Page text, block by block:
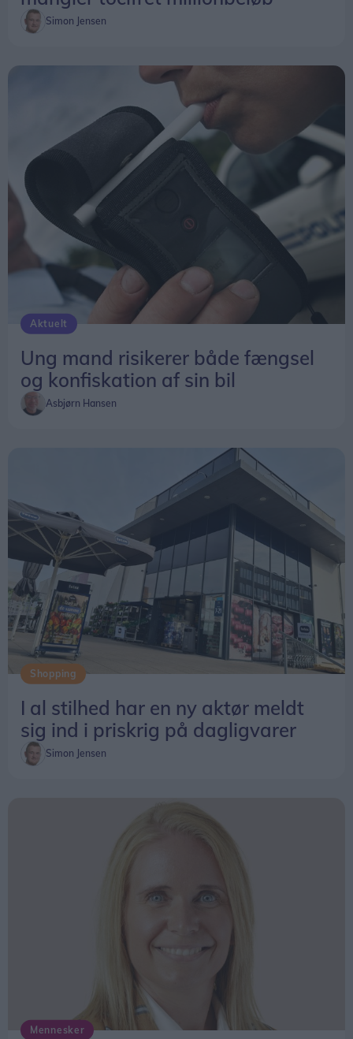
Simon Jensen
Aktuelt
Ung mand risikerer både fængsel
og konfiskation af sin bil
Asbjørn Hansen
Shopping
I al stilhed har en ny aktør meldt
sig ind i priskrig på dagligvarer
Simon Jensen
Mennesker